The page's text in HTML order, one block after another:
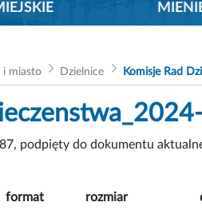
i miasto Dzielnice Komisje Rad
podpięty do dokumentu
format rozmiar